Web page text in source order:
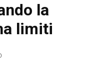
la
limiti